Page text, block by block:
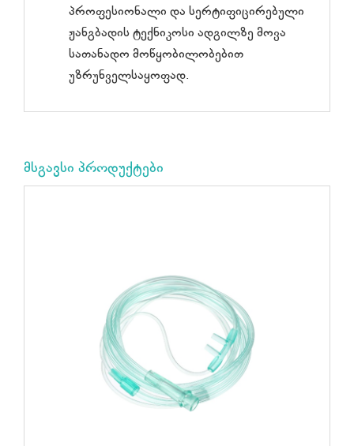
პროფესიონალი და სერტიფიცირებული
ჟანგბადის ტექნიკოსი ადგილზე მოვა
სათანადო მოწყობილობებით
უზრუნველსაყოფად.
მსგავსი პროდუქტები
ᲙᲐᲚᲐᲗᲐᲨᲘ ᲓᲐᲛᲐᲢᲔᲑᲐ ᲓᲔᲢᲐᲚᲔᲑᲘ